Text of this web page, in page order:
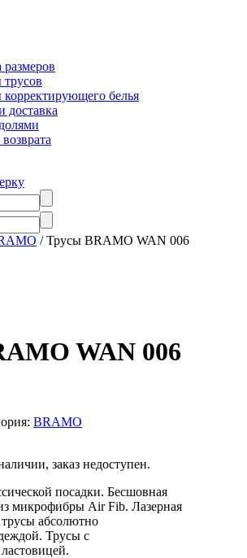
корректирующего белья
доставка
/ Трусы BRAMO WAN 006
WAN 006
BRAMO
заказ недоступен.
посадки. Бесшовная
микрофибры Air Fib. Лазерная
трусы абсолютно
Трусы с